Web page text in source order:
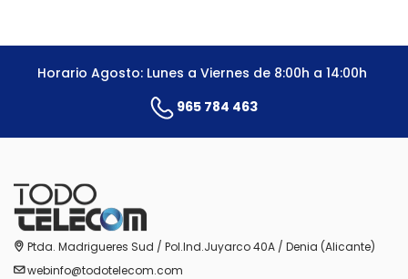
Horario Agosto: Lunes a Viernes de 8:00h a 14:00h
965 784 463
Ptda. Madrigueres Sud / Pol.Ind.Juyarco 40A / Denia (Alicante)
webinfo@todotelecom.com